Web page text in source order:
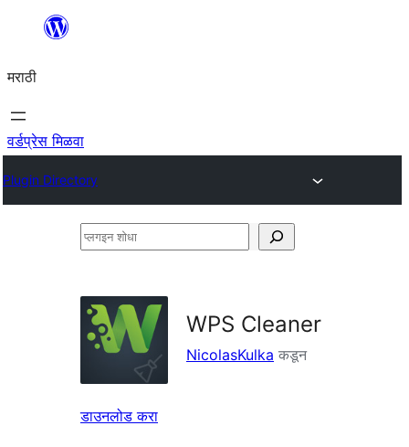
सामुग्रीवर
मराठी
वर्डप्रेस मिळवा
Plugin Directory
प्लगइन
WPS Cleaner
NicolasKulka कडून
डाउनलोड करा